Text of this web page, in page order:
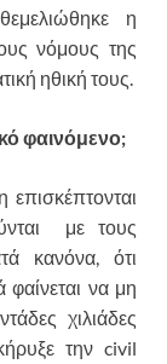
η
νόμους της
ηθική τους.
φαινόμενο;
με τους
κανόνα, ότι
φαίνεται να μη
χιλιάδες
την civil